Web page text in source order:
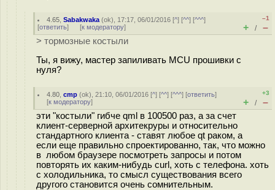
4.65 ,Sabakwaka (ok), 17:17, 06/01/2016 [^] [^^] [^^^]
[ответить] [к модератору]
–1
+ / –
> тормозные костыли
Ты, я вижу, мастер запиливать MCU прошивки с
нуля?
4.80 ,cmp (ok), 21:10, 06/01/2016 [^] [^^] [^^^] [ответить]
[к модератору]
+3
+ / –
эти "костыли" гибче qml в 100500 раз, а за счет
клиент-серверной архитекруры и относительно
стандартного клиента - ставят любое qt раком, а
если еще правильно спроектированно, так, что можно
в любом браузере посмотреть запросы и потом
повторять их каким-нибудь curl, хоть с телефона. хоть
с холодильника, то смысл существования всего
другого становится очень сомнительным.